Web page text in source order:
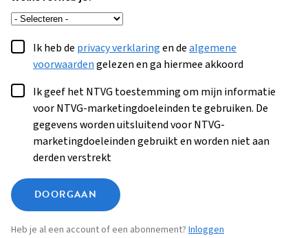
Ik heb de privacy verklaringen dealgemene
voorwaardengelezen en ga hiermee akkoord
Ik geef het NTVG toestemming om mijn informatie
voor NTVG-marketingdoeleinden te gebruiken. De
gegevens worden uitsluitend voor NTVG-
marketingdoeleinden gebruikt en worden niet aan
derden verstrekt
DOORGAAN
Heb je al een account of een abonnement? Inloggen